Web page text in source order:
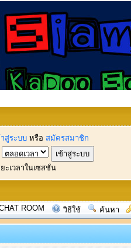
าสู่ระบบ หรือ สมัครสมาชิก
ะเวลาในเซสชั่น
ROOM วิธีใช้ ค้นหา